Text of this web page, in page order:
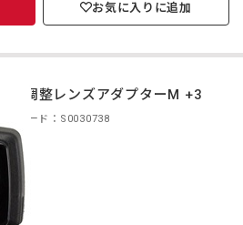
お気に入りに追加
視度調整レンズアダプターM +3
商品コード：S0030738